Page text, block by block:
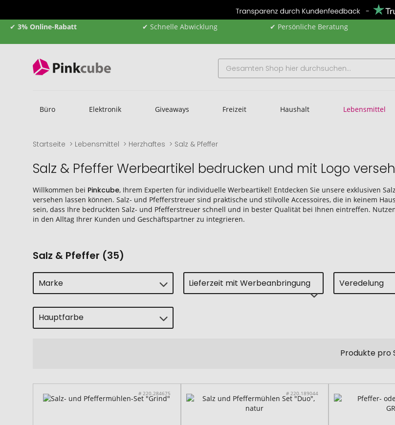
✔ 3% Online-Rabatt ✔ Schnelle Abwicklung ✔ Persönliche Beratung
Büro Elektronik Giveaways Freizeit Haushalt Lebensmittel
Startseite Lebensmittel Herzhaftes Salz & Pfeffer
Salz & Pfeffer Werbeartikel bedrucken und mit Logo
Willkommen bei Pinkcube, Ihrem Experten für individuelle Werbeartikel! Entdecken Sie unsere exklusiven
versehen lassen können. Salz- und Pfefferstreuer sind praktische und stilvolle Accessoires, die in keinem
sein, dass Ihre bedruckten Salz- und Pfefferstreuer schnell und in bester Qualität bei Ihnen eintreffen.
in den Alltag Ihrer Kunden und Geschäftspartner zu integrieren.
Salz & Pfeffer (35)
Marke Lieferzeit mit Werbeanbringung Veredelung
Hauptfarbe
Produkte pro
# 220.284675 # 220.189044